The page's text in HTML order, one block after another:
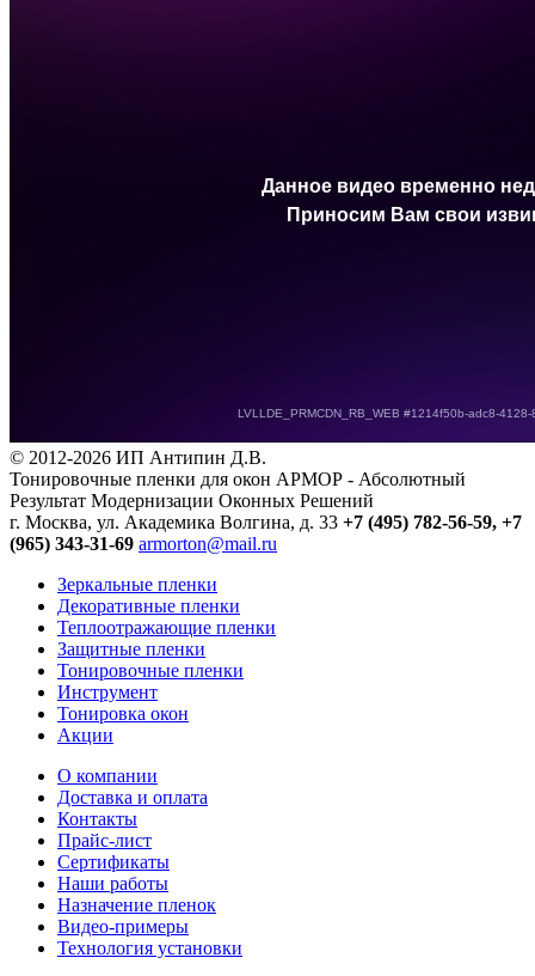
© 2012-2026 ИП Антипин Д.В.
Тонировочные пленки для окон АРМОР - Абсолютный
Результат Модернизации Оконных Решений
г. Москва, ул. Академика Волгина, д. 33 +7 (495) 782-56-59, +7
(965) 343-31-69 armorton@mail.ru
Зеркальные пленки
Декоративные пленки
Теплоотражающие пленки
Защитные пленки
Тонировочные пленки
Инструмент
Тонировка окон
Акции
О компании
Доставка и оплата
Контакты
Прайс-лист
Сертификаты
Наши работы
Назначение пленок
Видео-примеры
Технология установки